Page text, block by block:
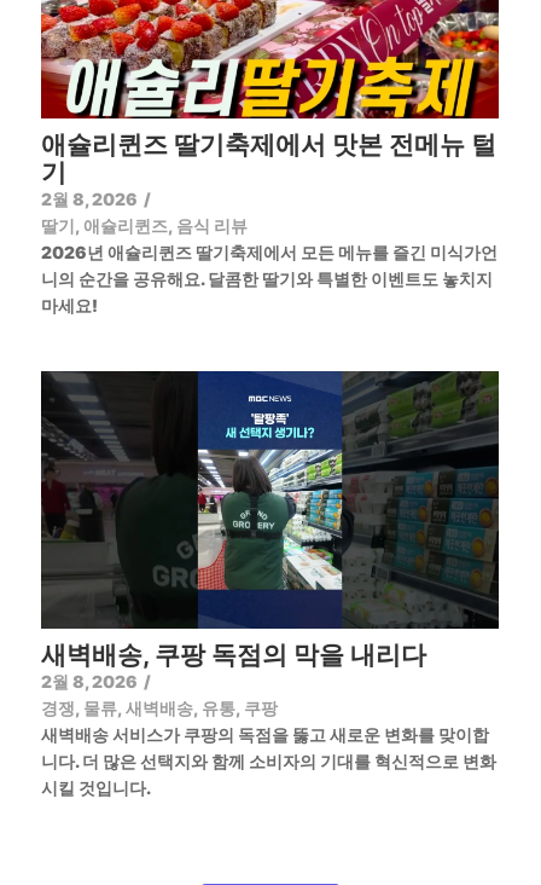
애슐리퀸즈 딸기축제에서 맛본 전메뉴 털
기
2월 8, 2026 /
딸기, 애슐리퀸즈, 음식 리뷰
2026년 애슐리퀸즈 딸기축제에서 모든 메뉴를 즐긴 미식가언
니의 순간을 공유해요. 달콤한 딸기와 특별한 이벤트도 놓치지
마세요!
새벽배송, 쿠팡 독점의 막을 내리다
2월 8, 2026 /
경쟁, 물류, 새벽배송, 유통, 쿠팡
새벽배송 서비스가 쿠팡의 독점을 뚫고 새로운 변화를 맞이합
니다. 더 많은 선택지와 함께 소비자의 기대를 혁신적으로 변화
시킬 것입니다.